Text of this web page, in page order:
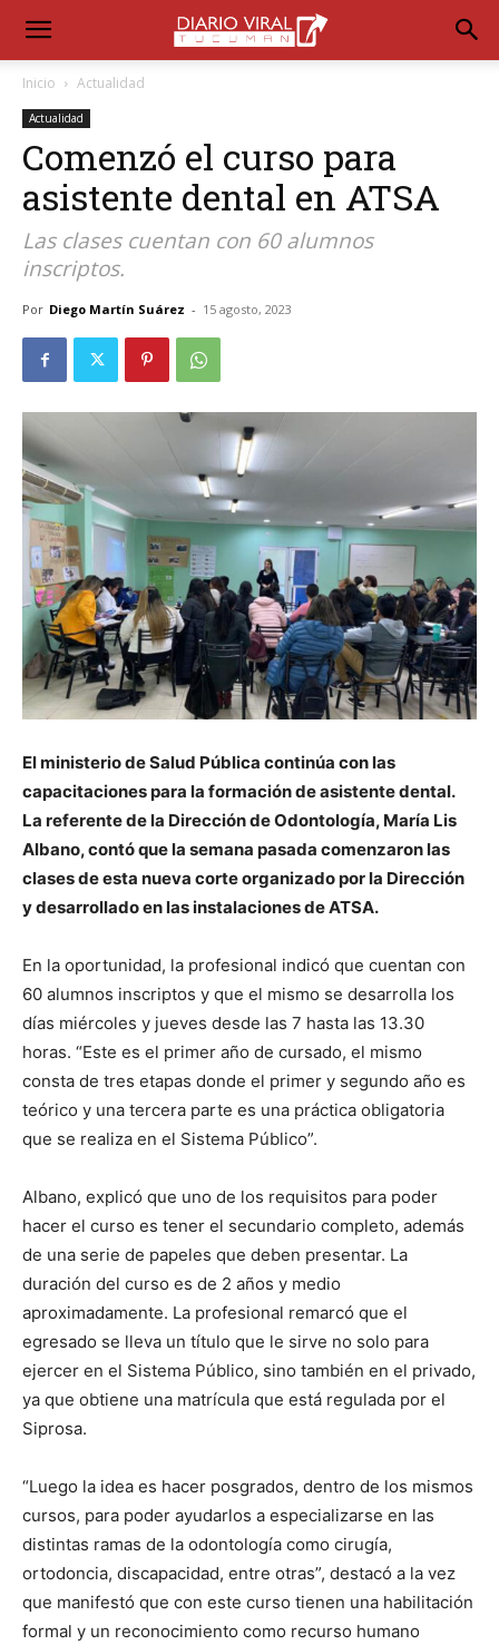
Inicio Actualidad
Actualidad
Comenzó el curso para
asistente dental en ATSA
Las clases cuentan con 60 alumnos
inscriptos.
Por Diego Martín Suárez - 15 agosto, 2023
El ministerio de Salud Pública continúa con las
capacitaciones para la formación de asistente dental.
La referente de la Dirección de Odontología, María Lis
Albano, contó que la semana pasada comenzaron las
clases de esta nueva corte organizado por la Dirección
y desarrollado en las instalaciones de ATSA.
En la oportunidad, la profesional indicó que cuentan con
60 alumnos inscriptos y que el mismo se desarrolla los
días miércoles y jueves desde las 7 hasta las 13.30
horas. “Este es el primer año de cursado, el mismo
consta de tres etapas donde el primer y segundo año es
teórico y una tercera parte es una práctica obligatoria
que se realiza en el Sistema Público”.
Albano, explicó que uno de los requisitos para poder
hacer el curso es tener el secundario completo, además
de una serie de papeles que deben presentar. La
duración del curso es de 2 años y medio
aproximadamente. La profesional remarcó que el
egresado se lleva un título que le sirve no solo para
ejercer en el Sistema Público, sino también en el privado,
ya que obtiene una matrícula que está regulada por el
Siprosa.
“Luego la idea es hacer posgrados, dentro de los mismos
cursos, para poder ayudarlos a especializarse en las
distintas ramas de la odontología como cirugía,
ortodoncia, discapacidad, entre otras”, destacó a la vez
que manifestó que con este curso tienen una habilitación
formal y un reconocimiento como recurso humano